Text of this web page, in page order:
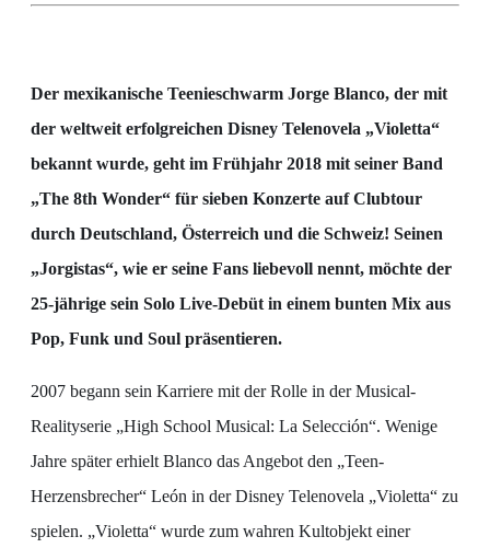
Der mexikanische Teenieschwarm Jorge Blanco, der mit
der weltweit erfolgreichen Disney Telenovela „Violetta“
bekannt wurde, geht im Frühjahr 2018 mit seiner Band
„The 8th Wonder“ für sieben Konzerte auf Clubtour
durch Deutschland, Österreich und die Schweiz! Seinen
„Jorgistas“, wie er seine Fans liebevoll nennt, möchte der
25-jährige sein Solo Live-Debüt in einem bunten Mix aus
Pop, Funk und Soul präsentieren.
2007 begann sein Karriere mit der Rolle in der Musical-
Realityserie „High School Musical: La Selección“. Wenige
Jahre später erhielt Blanco das Angebot den „Teen-
Herzensbrecher“ León in der Disney Telenovela „Violetta“ zu
spielen. „Violetta“ wurde zum wahren Kultobjekt einer